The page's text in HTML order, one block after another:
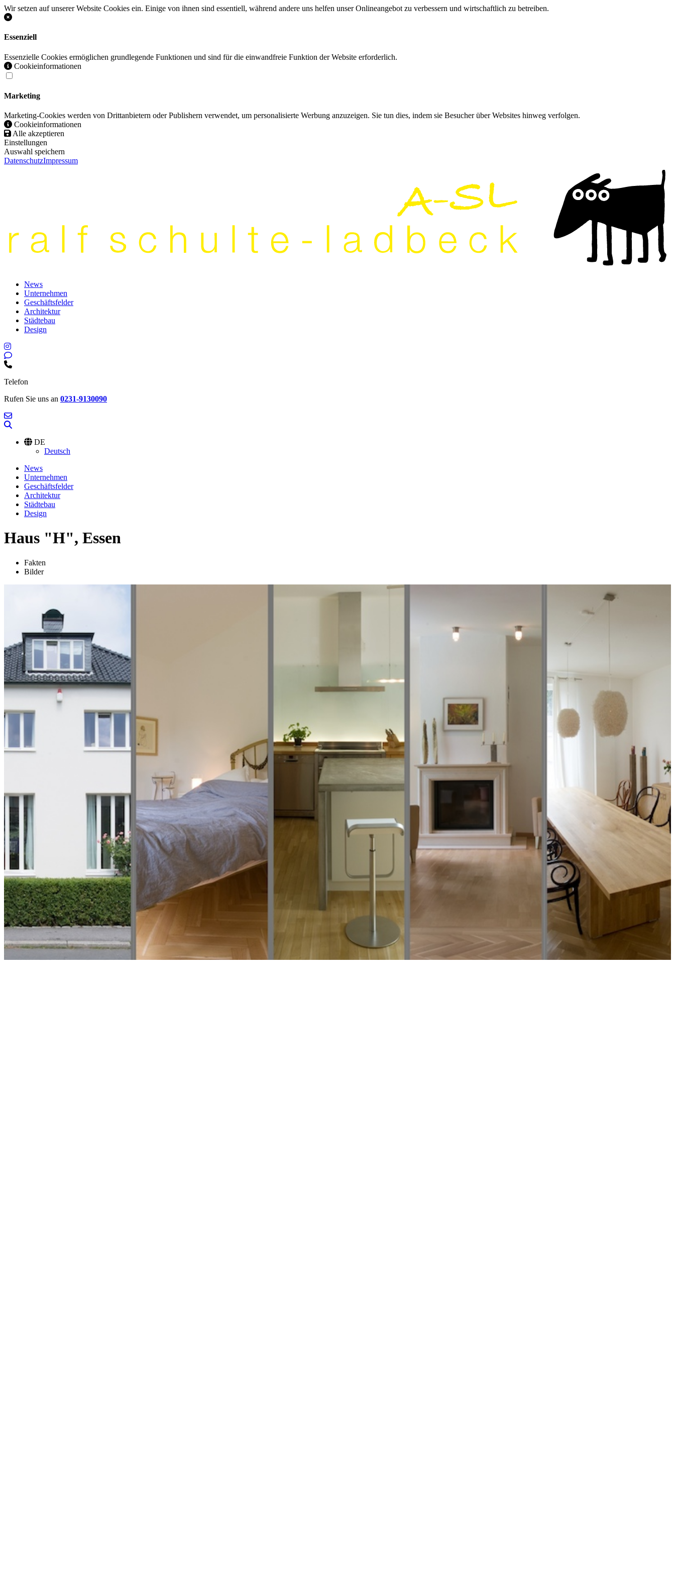
Wir setzen auf unserer Website Cookies ein. Einige von ihnen sind essentiell, während andere uns helfen unser Onlineangebot zu verbessern und wirtschaftlich zu betreiben.
Essenziell
Essenzielle Cookies ermöglichen grundlegende Funktionen und sind für die einwandfreie Funktion der Website erforderlich.
Cookieinformationen
Marketing
Marketing-Cookies werden von Drittanbietern oder Publishern verwendet, um personalisierte Werbung anzuzeigen. Sie tun dies, indem sie Besucher über Websites hinweg verfolgen.
Cookieinformationen
Alle akzeptieren
Einstellungen
Auswahl speichern
DatenschutzImpressum
News
Unternehmen
Geschäftsfelder
Architektur
Städtebau
Design
Telefon
Rufen Sie uns an 0231-9130090
DE
Deutsch
News
Unternehmen
Geschäftsfelder
Architektur
Städtebau
Design
Haus "H", Essen
Fakten
Bilder